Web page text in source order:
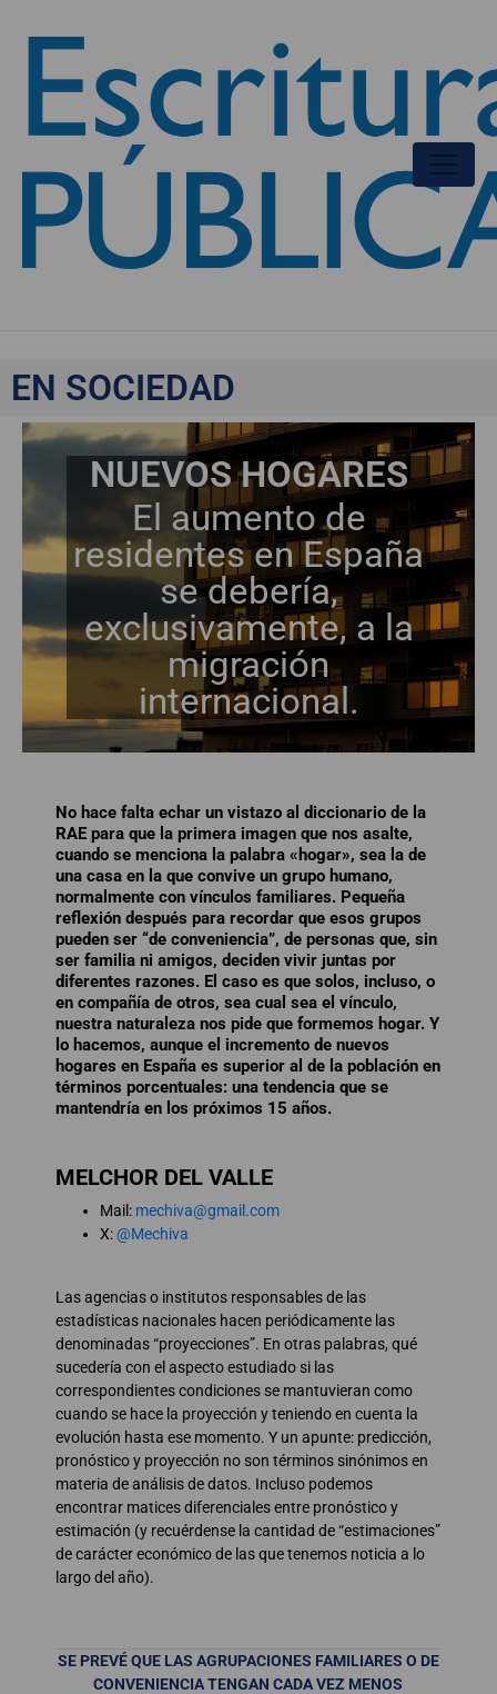
Nuevos hogares
EN SOCIEDAD
NUEVOS HOGARES
El aumento de
residentes en España
se debería,
exclusivamente, a la
migración
internacional.
No hace falta echar un vistazo al diccionario de la
RAE para que la primera imagen que nos asalte,
cuando se menciona la palabra «hogar», sea la de
una casa en la que convive un grupo humano,
normalmente con vínculos familiares. Pequeña
reflexión después para recordar que esos grupos
pueden ser “de conveniencia”, de personas que, sin
ser familia ni amigos, deciden vivir juntas por
diferentes razones. El caso es que solos, incluso, o
en compañía de otros, sea cual sea el vínculo,
nuestra naturaleza nos pide que formemos hogar. Y
lo hacemos, aunque el incremento de nuevos
hogares en España es superior al de la población en
términos porcentuales: una tendencia que se
mantendría en los próximos 15 años.
MELCHOR DEL VALLE
Mail: mechiva@gmail.com
X:@Mechiva
Las agencias o institutos responsables de las
estadísticas nacionales hacen periódicamente las
denominadas “proyecciones”. En otras palabras, qué
sucedería con el aspecto estudiado si las
correspondientes condiciones se mantuvieran como
cuando se hace la proyección y teniendo en cuenta la
evolución hasta ese momento. Y un apunte: predicción,
pronóstico y proyección no son términos sinónimos en
materia de análisis de datos. Incluso podemos
encontrar matices diferenciales entre pronóstico y
estimación (y recuérdense la cantidad de “estimaciones”
de carácter económico de las que tenemos noticia a lo
largo del año).
SE PREVÉ QUE LAS AGRUPACIONES FAMILIARES O DE
CONVENIENCIA TENGAN CADA VEZ MENOS